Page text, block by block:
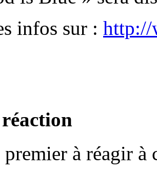
infos sur : http://
premier à réagir à